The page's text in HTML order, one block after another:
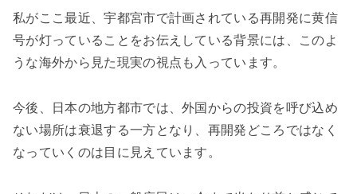
私がここ最近、宇都宮市で計画されている再開発に黄信
号が灯っていることをお伝えしている背景には、このよ
うな海外から見た現実の視点も入っています。
今後、日本の地方都市では、外国からの投資を呼び込め
ない場所は衰退する一方となり、再開発どころではなく
なっていくのは目に見えています。